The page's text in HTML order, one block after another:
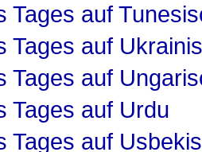
Tages auf
Tages auf
Tages auf
Tages auf Urdu
Tages auf